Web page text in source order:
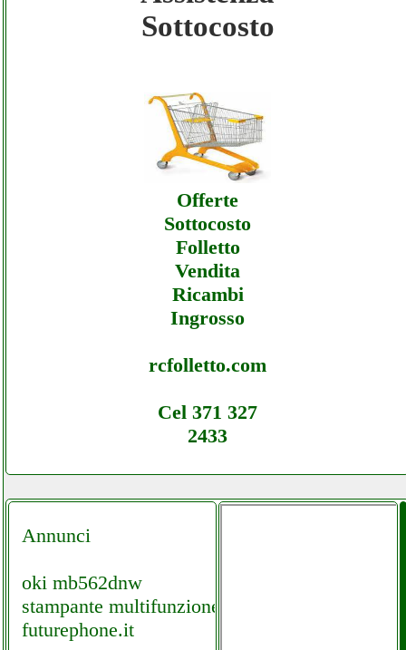
Dyson - Assistenza Ecommerce Dyson -
Sottocosto
Offerte
Sottocosto
Folletto
Vendita
Ricambi
Ingrosso
rcfolletto.com
Cel 371 327
2433
Annunci
oki mb562dnw
stampante multifunzione
futurephone.it